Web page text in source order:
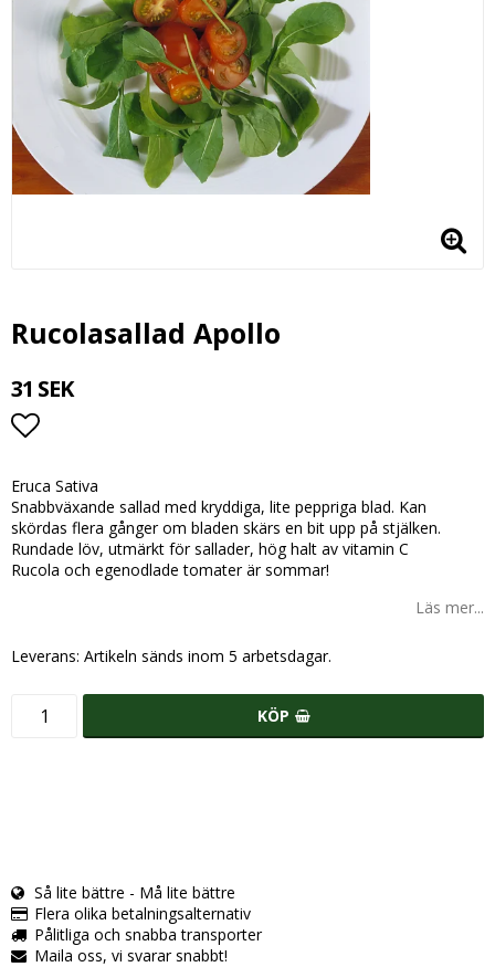
Rucolasallad Apollo
31 SEK
Eruca Sativa
Snabbväxande sallad med kryddiga, lite peppriga blad. Kan
skördas flera gånger om bladen skärs en bit upp på stjälken.
Rundade löv, utmärkt för sallader, hög halt av vitamin C
Rucola och egenodlade tomater är sommar!
Läs mer...
Leverans: Artikeln sänds inom 5 arbetsdagar.
KÖP
Så lite bättre - Må lite bättre
Flera olika betalningsalternativ
Pålitliga och snabba transporter
Maila oss, vi svarar snabbt!